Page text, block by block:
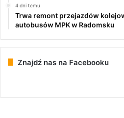
4 dni temu
Trwa remont przejazdów
autobusów MPK w Radomsku
Znajdź nas na Facebooku